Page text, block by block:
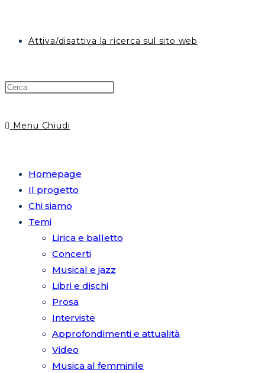
Attiva/disattiva la ricerca sul sito web
Menu Chiudi
Homepage
Il progetto
Chi siamo
Temi
Lirica e balletto
Concerti
Musical e jazz
Libri e dischi
Prosa
Interviste
Approfondimenti e attualità
Video
Musica al femminile